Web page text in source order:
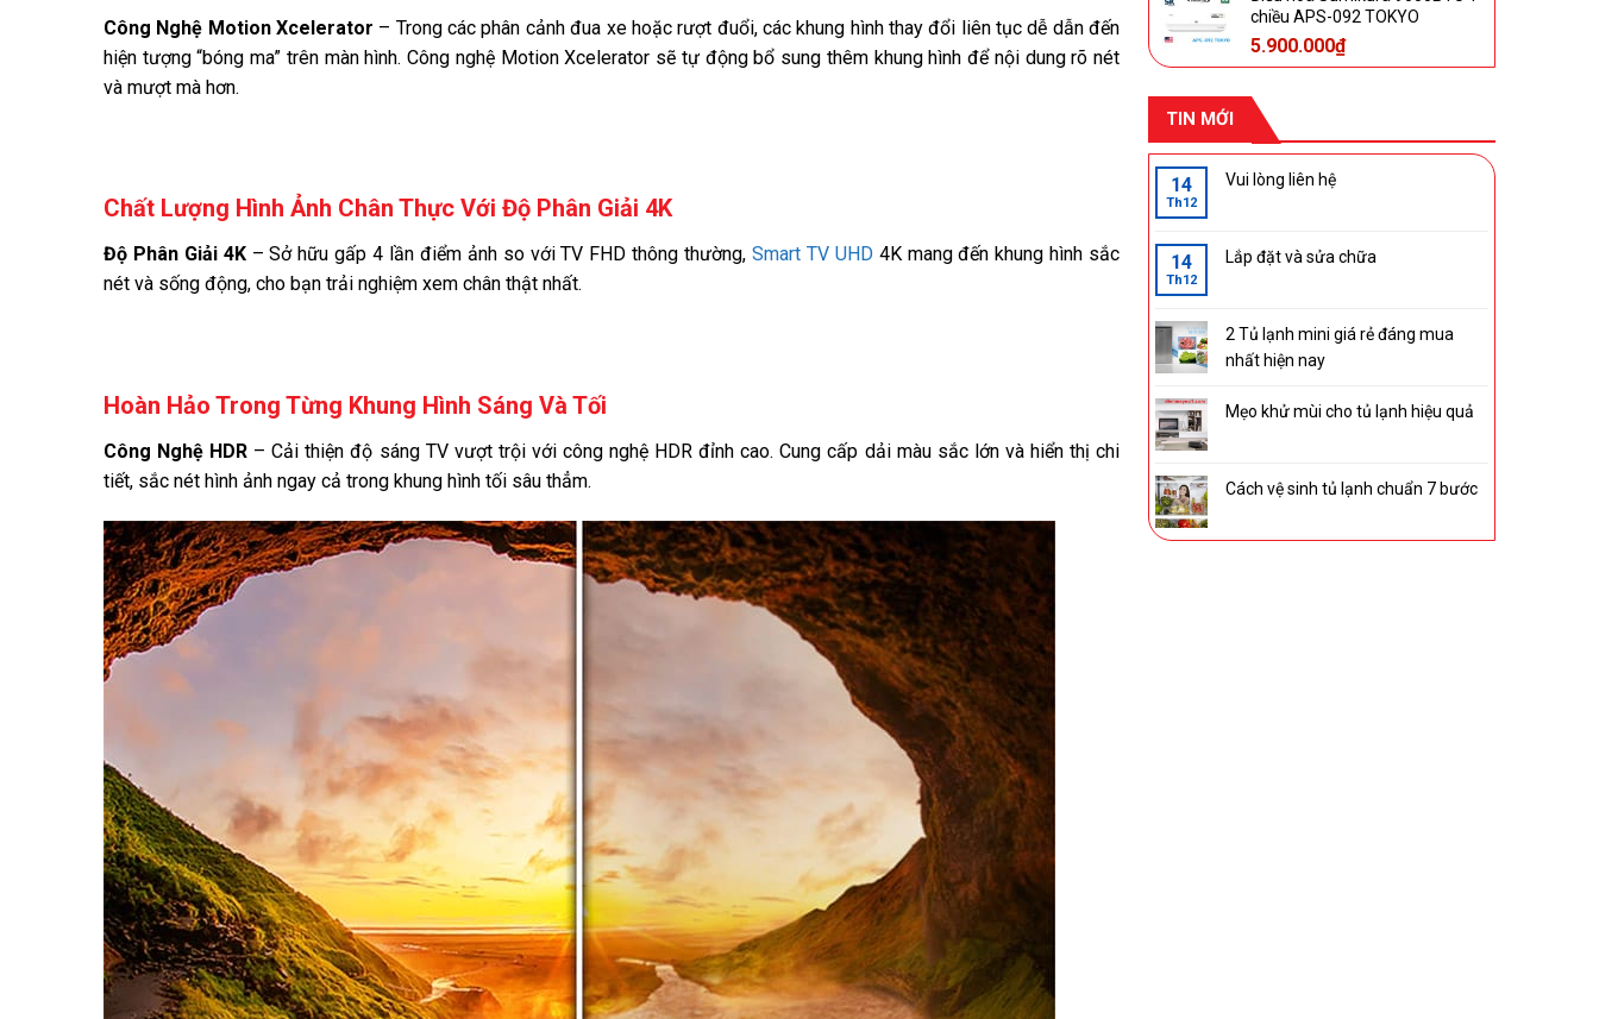
chiều APS-092 TOKYO
5.900.000₫
TIN MỚI
14
Th12
Vui lòng liên hệ
14
Th12
Lắp đặt và sửa chữa
2 Tủ lạnh mini giá rẻ đáng mua
nhất hiện nay
Mẹo khử mùi cho tủ lạnh hiệu quả
Cách vệ sinh tủ lạnh chuẩn 7 bước
Công Nghệ Motion Xcelerator – Trong các phân cảnh đua xe hoặc rượt đuổi, các khung hình thay đổi liên tục dễ dẫn đến
hiện tượng “bóng ma” trên màn hình. Công nghệ Motion Xcelerator sẽ tự động bổ sung thêm khung hình để nội dung rõ nét
và mượt mà hơn.
Chất Lượng Hình Ảnh Chân Thực Với Độ Phân Giải 4K
Độ Phân Giải 4K– Sở hữu gấp 4 lần điểm ảnh so với TV FHD thông thường, Smart TV UHD4K mang đến khung hình sắc
nét và sống động, cho bạn trải nghiệm xem chân thật nhất.
Hoàn Hảo Trong Từng Khung Hình Sáng Và Tối
Công Nghệ HDR – Cải thiện độ sáng TV vượt trội với công nghệ HDR đỉnh cao. Cung cấp dải màu sắc lớn và hiển thị chi
tiết, sắc nét hình ảnh ngay cả trong khung hình tối sâu thẳm.